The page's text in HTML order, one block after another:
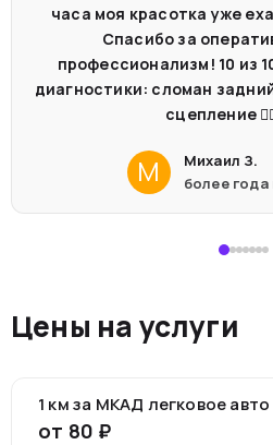
часа моя красотка уже
Спасибо за
профессионализм! 10 из
диагностики: сломан
сцепление
М
Михаил З.
более года
Цены на услуги
1 км за МКАД легковое авто
от 80 ₽